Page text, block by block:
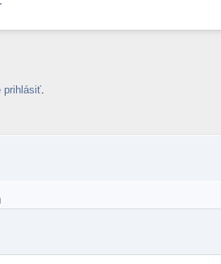
prihlásiť